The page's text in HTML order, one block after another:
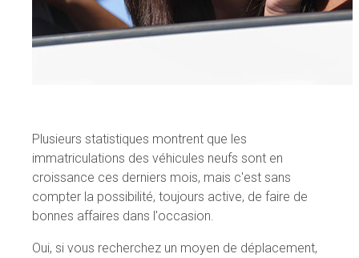
Plusieurs statistiques montrent que les
immatriculations des véhicules neufs sont en
croissance ces derniers mois, mais c'est sans
compter la possibilité, toujours active, de faire de
bonnes affaires dans l'occasion.
Oui, si vous recherchez un moyen de déplacement,